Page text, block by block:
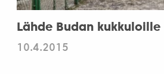
Lähde Budan kukkuloille
10.4.2015